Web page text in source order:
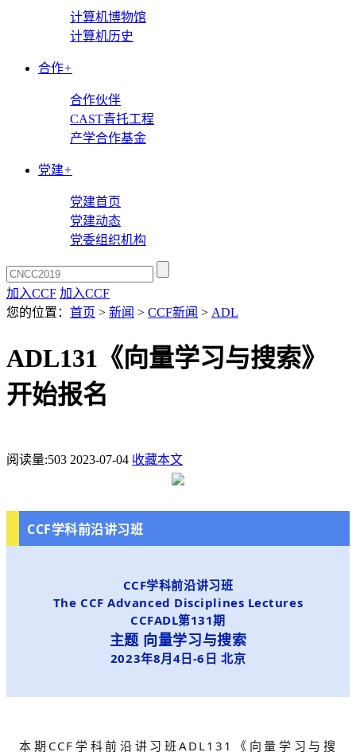
计算机博物馆
计算机历史
合作+
合作伙伴
CAST青托工程
产学合作基金
党建+
党建首页
党建动态
党委组织机构
加入CCF 加入CCF
您的位置： 首页 > 新闻 > CCF新闻 > ADL
ADL131《向量学习与搜索》
开始报名
阅读量:503 2023-07-04 收藏本文
CCF学科前沿讲习班
CCF学科前沿讲习班
The CCF Advanced Disciplines Lectures
CCFADL第131期
主题 向量学习与搜索
2023年8月4日-6日 北京
本期CCF学科前沿讲习班ADL131《向量学习与搜